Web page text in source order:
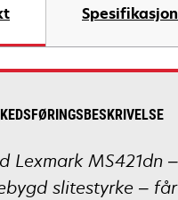
Lexmark
slitestyrke –